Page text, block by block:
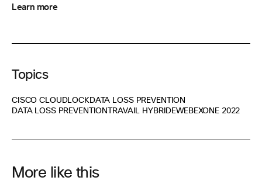
Learn more
Topics
CISCO CLOUDLOCK DATA LOSS PREVENTION
DATA LOSS PREVENTIONTRAVAIL HYBRIDEWEBEXONE 2022
More like this